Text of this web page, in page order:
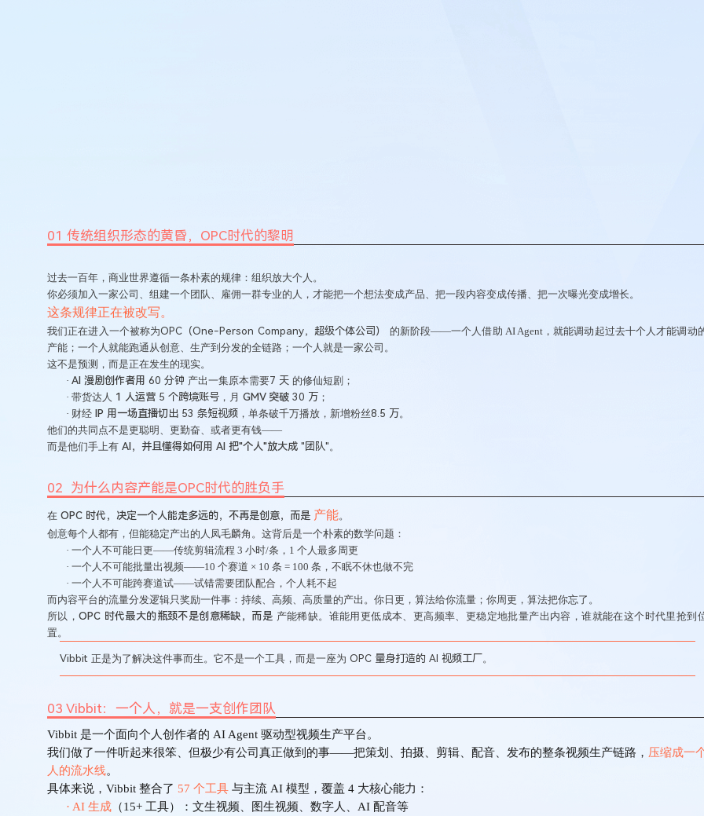
01 传统组织形态的黄昏，OPC时代的黎明
过去一百年，商业世界遵循一条朴素的规律：组织放大个人。
你必须加入一家公司、组建一个团队、雇佣一群专业的人，才能把一个想法变成产品、把一段内容变成传播、把一次曝光变成增长。
这条规律正在被改写。
我们正在进入一个被称为OPC（One-Person Company，超级个体公司） 的新阶段——一个人借助 AI Agent，就能调动起过去十个人才能调动
产能；一个人就能跑通从创意、生产到分发的全链路； 一个人就是一家公司 。
这不是预测，而是正在发生的现实。
· AI 漫剧创作者用 60 分钟 产出一集原本需要7 天 的修仙短剧；
· 带货达人 1 人运营 5 个跨境账号 ，月 GMV 突破 30 万 ；
· 财经 IP 用一场直播切出 53 条短视频 ，单条破千万播放，新增粉丝8.5 万。
他们的共同点不是更聪明、更勤奋、或者更有钱——
而是他们手上有 AI，并且懂得如何用 AI 把"个人"放大成 "团队"。
02 为什么内容产能是OPC时代的胜负手
在 OPC 时代，决定一个人能走多远的，不再是创意，而是 产能。
创意每个人都有，但能稳定产出的人凤毛麟角。这背后是一个朴素的数学问题：
· 一个人不可能日更——传统剪辑流程 3 小时/条，1 个人最多周更
· 一个人不可能批量出视频——10 个赛道 × 10 条 = 100 条，不眠不休也做不完
· 一个人不可能跨赛道试——试错需要团队配合，个人耗不起
而内容平台的流量分发逻辑只奖励一件事：持续、高频、高质量的产出。你日更，算法给你流量；你周更，算法把你忘了。
所以，OPC 时代最大的瓶颈不是创意稀缺，而是 产能稀缺。谁能用更低成本、更高频率、更稳定地批量产出内容，谁就能在这个时代里抢到
置。
Vibbit 正是为了解决这件事而生。它不是一个工具，而是一座为 OPC 量身打造的 AI 视频工厂。
03 Vibbit：一个人，就是一支创作团队
Vibbit 是一个面向个人创作者的 AI Agent 驱动型视频生产平台。
我们做了一件听起来很笨、但极少有公司真正做到的事——把策划、拍摄、剪辑、配音、发布的整条视频生产链路， 压缩成一
人的流水线。
具体来说， Vibbit 整合了 57 个工具 与主流 AI 模型，覆盖 4 大核心能力：
· AI 生成 （15+ 工具）：文生视频、图生视频、数字人、AI 配音等